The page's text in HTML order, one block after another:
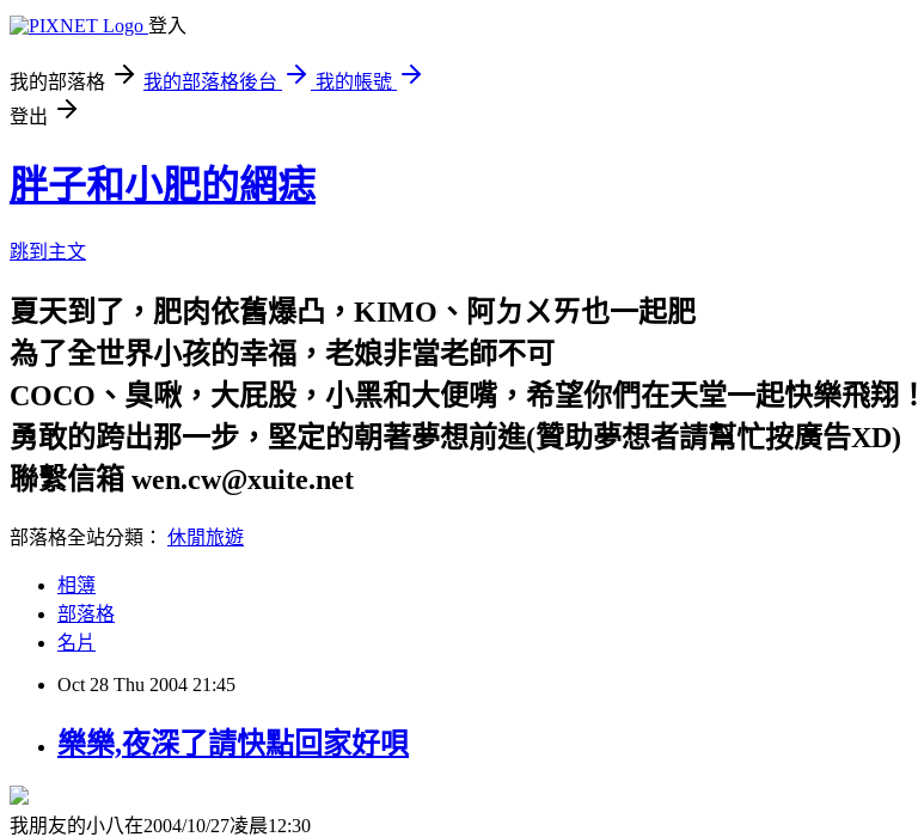
登入
我的部落格 我的部落格後台
我的帳號
登出
胖子和小肥的網痣
跳到主文
夏天到了，肥肉依舊爆凸，KIMO、阿ㄉㄨㄞ也一起肥
為了全世界小孩的幸福，老娘非當老師不可
COCO、臭啾，大屁股，小黑和大便嘴，希望你們在天堂一起快樂飛翔！
勇敢的跨出那一步，堅定的朝著夢想前進(贊助夢想者請幫忙按廣告XD)
聯繫信箱 wen.cw@xuite.net
部落格全站分類： 休閒旅遊
相簿
部落格
名片
Oct 28 Thu 2004 21:45
樂樂,夜深了請快點回家好唄
我朋友的小八在2004/10/27凌晨12:30